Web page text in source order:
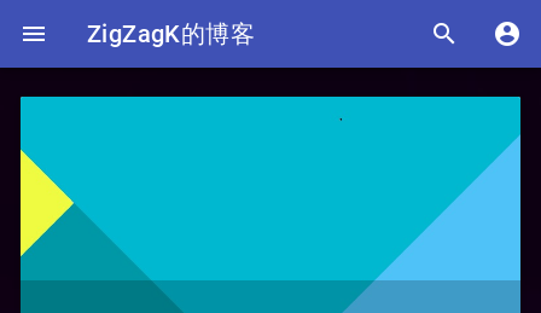
 ZigZagK的博客  